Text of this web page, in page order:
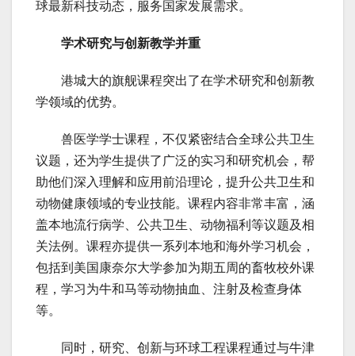
球最新科技动态，服务国家发展需求。
学术研究与创新教学并重
港城大的旗舰课程突出了在学术研究和创新教
学领域的优势。
兽医学学士课程，不仅紧密结合全球公共卫生
议题，还为学生提供了广泛的实习和研究机会，帮
助他们深入理解和应用前沿理论，提升公共卫生和
动物健康领域的专业技能。课程内容非常丰富，涵
盖本地流行病学、公共卫生、动物福利等议题及相
关法例。课程亦提供一系列本地和海外学习机会，
包括到美国康奈尔大学参加为期五周的畜牧校外课
程，学习为牛和马等动物抽血、注射及检查身体
等。
同时，研究、创新与环球工程课程通过与牛津